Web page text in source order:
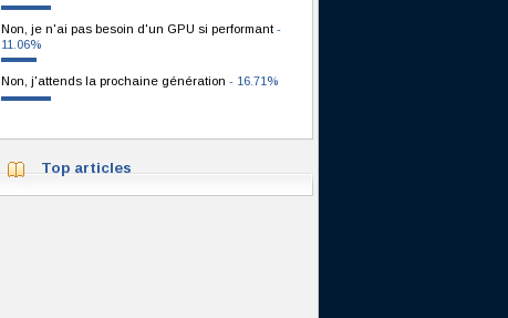
Non, je n'ai pas besoin d'un GPU si performant -
11.06%
Non, j'attends la prochaine génération - 16.71%
Top articles